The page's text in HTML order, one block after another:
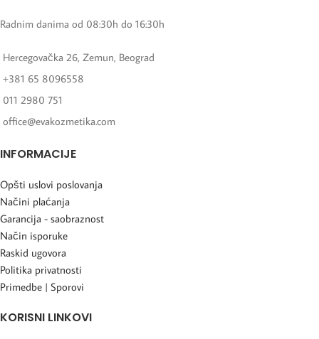
Radnim danima od 08:30h do 16:30h
Hercegovačka 26, Zemun, Beograd
+381 65 8096558
011 2980 751
office@evakozmetika.com
INFORMACIJE
Opšti uslovi poslovanja
Načini plaćanja
Garancija - saobraznost
Način isporuke
Raskid ugovora
Politika privatnosti
Primedbe | Sporovi
KORISNI LINKOVI